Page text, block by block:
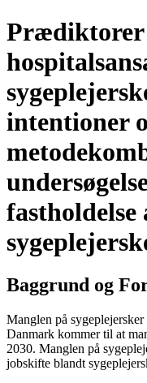
intentioner
fastholdelse
Baggrund og
Manglen på
Danmark kommer til at
2030. Manglen på
jobskifte blandt